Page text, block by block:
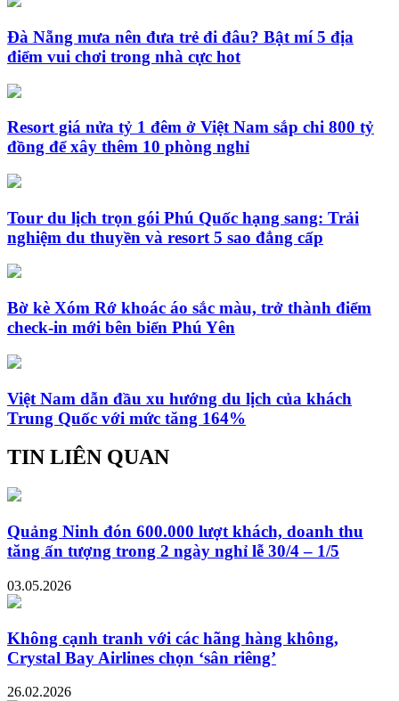
Đà Nẵng mưa nên đưa trẻ đi đâu? Bật mí 5 địa
điểm vui chơi trong nhà cực hot
Resort giá nửa tỷ 1 đêm ở Việt Nam sắp chi 800 tỷ
đồng để xây thêm 10 phòng nghỉ
Tour du lịch trọn gói Phú Quốc hạng sang: Trải
nghiệm du thuyền và resort 5 sao đẳng cấp
Bờ kè Xóm Rớ khoác áo sắc màu, trở thành điểm
check-in mới bên biển Phú Yên
Việt Nam dẫn đầu xu hướng du lịch của khách
Trung Quốc với mức tăng 164%
TIN LIÊN QUAN
Quảng Ninh đón 600.000 lượt khách, doanh thu
tăng ấn tượng trong 2 ngày nghỉ lễ 30/4 – 1/5
03.05.2026
Không cạnh tranh với các hãng hàng không,
Crystal Bay Airlines chọn ‘sân riêng’
26.02.2026